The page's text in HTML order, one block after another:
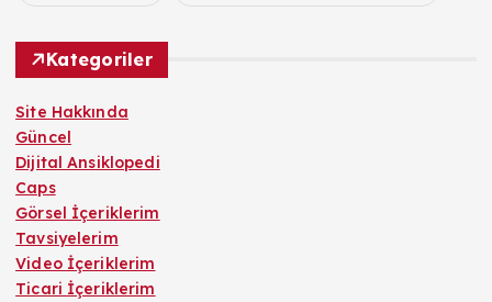
Kategoriler
Site Hakkında
Güncel
Dijital Ansiklopedi
Caps
Görsel İçeriklerim
Tavsiyelerim
Video İçeriklerim
Ticari İçeriklerim